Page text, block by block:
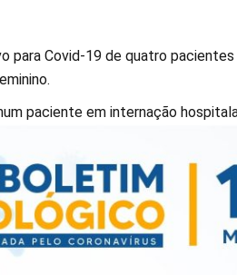
para Covid-19 de quatro
paciente em internação